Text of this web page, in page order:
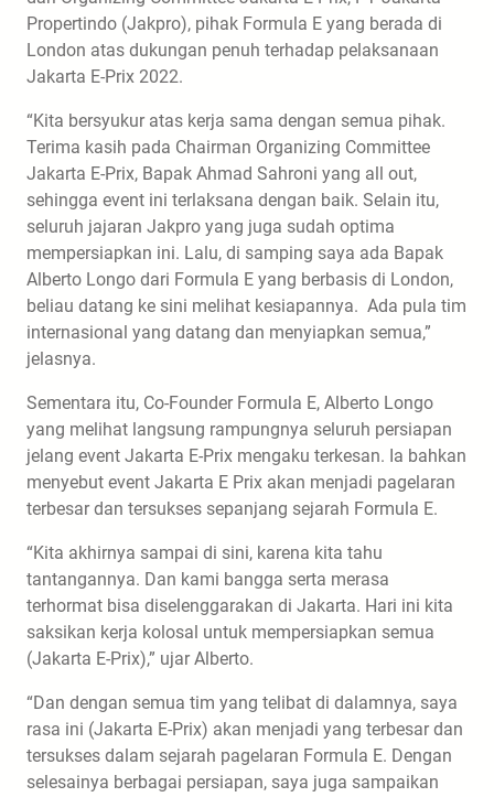
Propertindo (Jakpro), pihak Formula E yang berada di
London atas dukungan penuh terhadap pelaksanaan
Jakarta E-Prix 2022.
“Kita bersyukur atas kerja sama dengan semua pihak.
Terima kasih pada Chairman Organizing Committee
Jakarta E-Prix, Bapak Ahmad Sahroni yang all out,
sehingga event ini terlaksana dengan baik. Selain itu,
seluruh jajaran Jakpro yang juga sudah optima
mempersiapkan ini. Lalu, di samping saya ada Bapak
Alberto Longo dari Formula E yang berbasis di London,
beliau datang ke sini melihat kesiapannya. Ada pula tim
internasional yang datang dan menyiapkan semua,”
jelasnya.
Sementara itu, Co-Founder Formula E, Alberto Longo
yang melihat langsung rampungnya seluruh persiapan
jelang event Jakarta E-Prix mengaku terkesan. Ia bahkan
menyebut event Jakarta E Prix akan menjadi pagelaran
terbesar dan tersukses sepanjang sejarah Formula E.
“Kita akhirnya sampai di sini, karena kita tahu
tantangannya. Dan kami bangga serta merasa
terhormat bisa diselenggarakan di Jakarta. Hari ini kita
saksikan kerja kolosal untuk mempersiapkan semua
(Jakarta E-Prix),” ujar Alberto.
“Dan dengan semua tim yang telibat di dalamnya, saya
rasa ini (Jakarta E-Prix) akan menjadi yang terbesar dan
tersukses dalam sejarah pagelaran Formula E. Dengan
selesainya berbagai persiapan, saya juga sampaikan